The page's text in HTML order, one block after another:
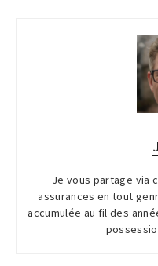
Je vous partage via
assurances en tout
accumulée au fil des